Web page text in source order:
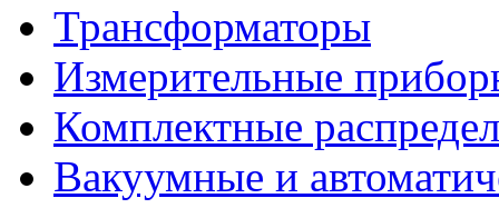
Трансформаторы
Измерительные
Комплектные
Вакуумные и